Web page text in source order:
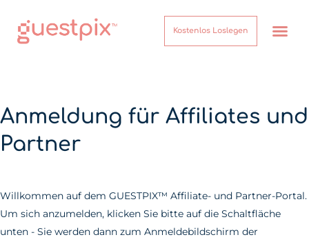
Kostenlos Loslegen
Anmeldung für Affiliates und
Partner
Willkommen auf dem GUESTPIX™ Affiliate- und Partner-Portal.
Um sich anzumelden, klicken Sie bitte auf die Schaltfläche
unten - Sie werden dann zum Anmeldebildschirm der